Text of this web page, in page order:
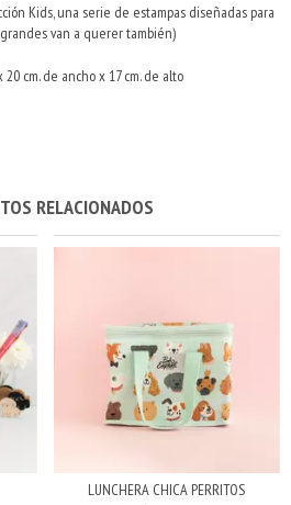
Kids, una serie de estampas diseñadas para
van a querer también)
cm. de ancho x 17 cm. de alto
RELACIONADOS
LUNCHERA CHICA PERRITOS